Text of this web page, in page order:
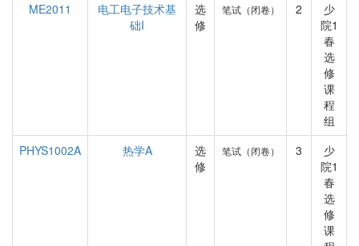
ME2011
电工电子技术基
础I
选
修
笔试（闭卷） 2
少
院1
春
选
修
课
程
组
PHYS1002A
热学A
选
修
笔试（闭卷） 3
少
院1
春
选
修
课